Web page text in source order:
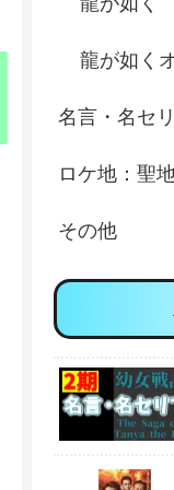
龍が如く
名言・名セ
ロケ地：聖
その他